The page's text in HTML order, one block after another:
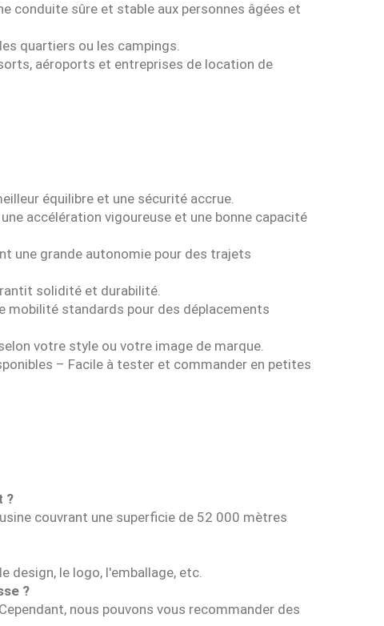
conduite sûre et stable aux personnes âgées et
quartiers ou les campings.
aéroports et entreprises de location de
équilibre et une sécurité accrue.
accélération vigoureuse et une bonne capacité
une grande autonomie pour des trajets
solidité et durabilité.
mobilité standards pour des déplacements
votre style ou votre image de marque.
– Facile à tester et commander en petites
?
couvrant une superficie de 52 000 mètres
design, le logo, l'emballage, etc.
?
nous pouvons vous recommander des